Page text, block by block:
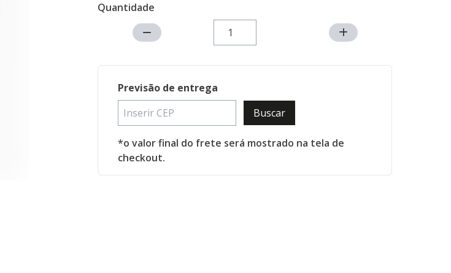
Quantidade
Previsão de entrega
Buscar
*o valor final do frete será mostrado na tela de
checkout.